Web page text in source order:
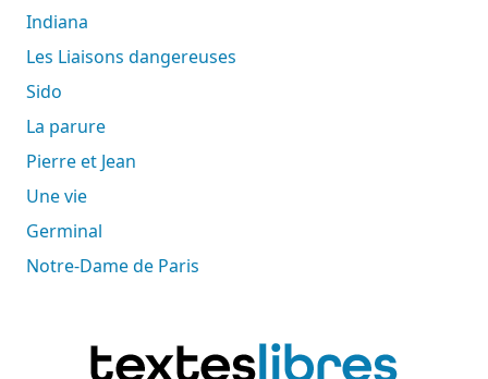
Indiana
Les Liaisons dangereuses
Sido
La parure
Pierre et Jean
Une vie
Germinal
Notre-Dame de Paris